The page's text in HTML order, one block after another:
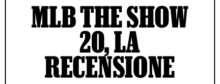
MLB THE SHOW
20, LA
RECENSIONE